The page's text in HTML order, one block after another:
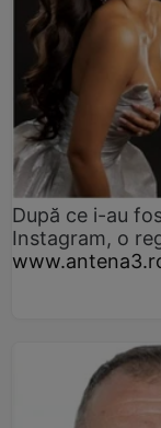
După ce i-au
Instagram, o